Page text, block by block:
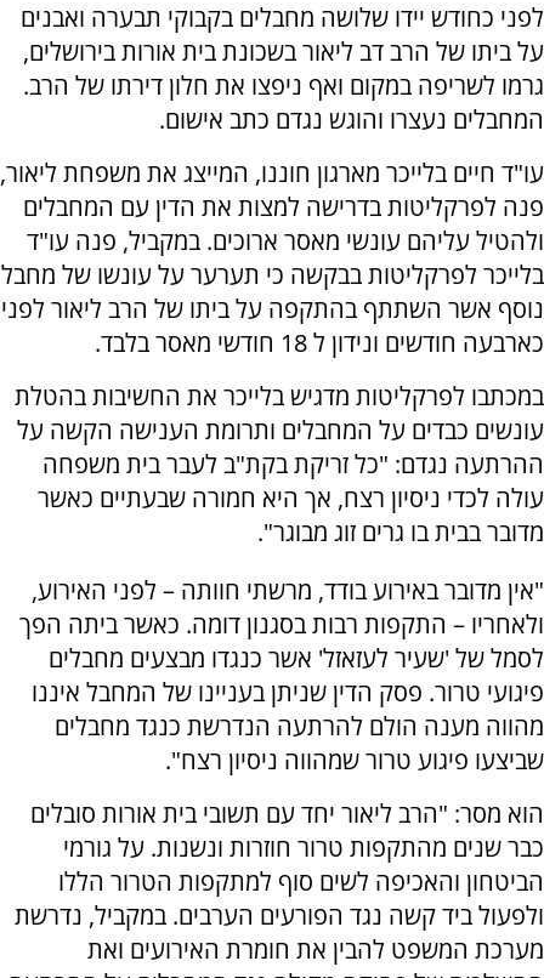
לפני כחודש יידו שלושה מחבלים בקבוקי תבערה ואבנים
על ביתו של הרב דב ליאור בשכונת בית אורות בירושלים,
גרמו לשריפה במקום ואף ניפצו את חלון דירתו של הרב.
המחבלים נעצרו והוגש נגדם כתב אישום.
עו"ד חיים בלייכר מארגון חוננו, המייצג את משפחת ליאור,
פנה לפרקליטות בדרישה למצות את הדין עם המחבלים
ולהטיל עליהם עונשי מאסר ארוכים. במקביל, פנה עו"ד
בלייכר לפרקליטות בבקשה כי תערער על עונשו של מחבל
נוסף אשר השתתף בהתקפה על ביתו של הרב ליאור לפני
כארבעה חודשים ונידון ל 18 חודשי מאסר בלבד.
במכתבו לפרקליטות מדגיש בלייכר את החשיבות בהטלת
עונשים כבדים על המחבלים ותרומת הענישה הקשה על
ההרתעה נגדם: "כל זריקת בקת"ב לעבר בית משפחה
עולה לכדי ניסיון רצח, אך היא חמורה שבעתיים כאשר
מדובר בבית בו גרים זוג מבוגר".
"אין מדובר באירוע בודד, מרשתי חוותה – לפני האירוע,
ולאחריו – התקפות רבות בסגנון דומה. כאשר ביתה הפך
לסמל של 'שעיר לעזאזל' אשר כנגדו מבצעים מחבלים
פיגועי טרור. פסק הדין שניתן בעניינו של המחבל איננו
מהווה מענה הולם להרתעה הנדרשת כנגד מחבלים
שביצעו פיגוע טרור שמהווה ניסיון רצח".
הוא מסר: "הרב ליאור יחד עם תשובי בית אורות סובלים
כבר שנים מהתקפות טרור חוזרות ונשנות. על גורמי
הביטחון והאכיפה לשים סוף למתקפות הטרור הללו
ולפעול ביד קשה נגד הפורעים הערבים. במקביל, נדרשת
מערכת המשפט להבין את חומרת האירועים ואת